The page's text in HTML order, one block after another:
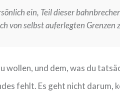
ein, Teil dieser
von selbst auferlegten Grenzen
wollen, und dem, was du
fehlt. Es geht nicht